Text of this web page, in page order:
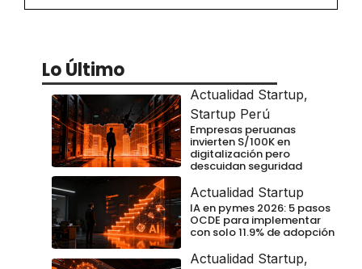
Lo Último
Actualidad Startup,
Startup Perú
Empresas peruanas
invierten S/100K en
digitalización pero
descuidan seguridad
Actualidad Startup
IA en pymes 2026: 5 pasos
OCDE para implementar
con solo 11.9% de adopción
Actualidad Startup,